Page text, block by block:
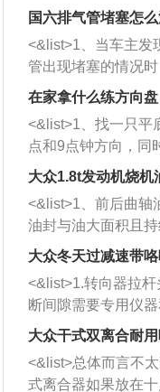
牌，但是中高低端的
也是为了更好的开拓
国六排气管堵塞怎
<&list>1、当车主发
管出现堵塞的情况
者是细棍，直接将
堵塞情况比较严重
施。 <&list>2、直
杂物推到排气管里
三元催化器拆解开，
西取出来。但如果
的堵塞，就需要将
洗剂对堵塞的情况得
放在燃油箱中，与
动时，就可以和汽
室，最后形成废气
催化器得到清洗，
能够得到解决。
在家拿什么练方向盘
<&list>1、找一只平
点和9点钟方向，同
方向做一个标记。
一圈半的练习，往
圈数。 <&list>3、
习，这样就可以形成
驾驶车辆时，不需
向。
大众1.8t发动机烧机
<&list>1、前后曲轴
油封与油大面积且
和发动机内持续温
逐渐减弱，导致渗
活塞间隙过大：积
的间隙扩大，导致
造成烧机油。
机油粘度过小的话
象，机油粘度过小具
大众冬天过减速带
<&list>1.转向器拉杆
断间隙需要专用仪
无法制作，需要将
店；<&list>2.车辆
裂，破裂后会出现
大众干式双离合耐
<&list>总体而言不
式离合器如果放在